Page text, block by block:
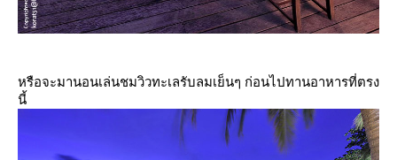
หรือจะมานอนเล่นชมวิวทะเลรับลมเย็นๆ ก่อนไปทานอาหารที่ตรง
นี้